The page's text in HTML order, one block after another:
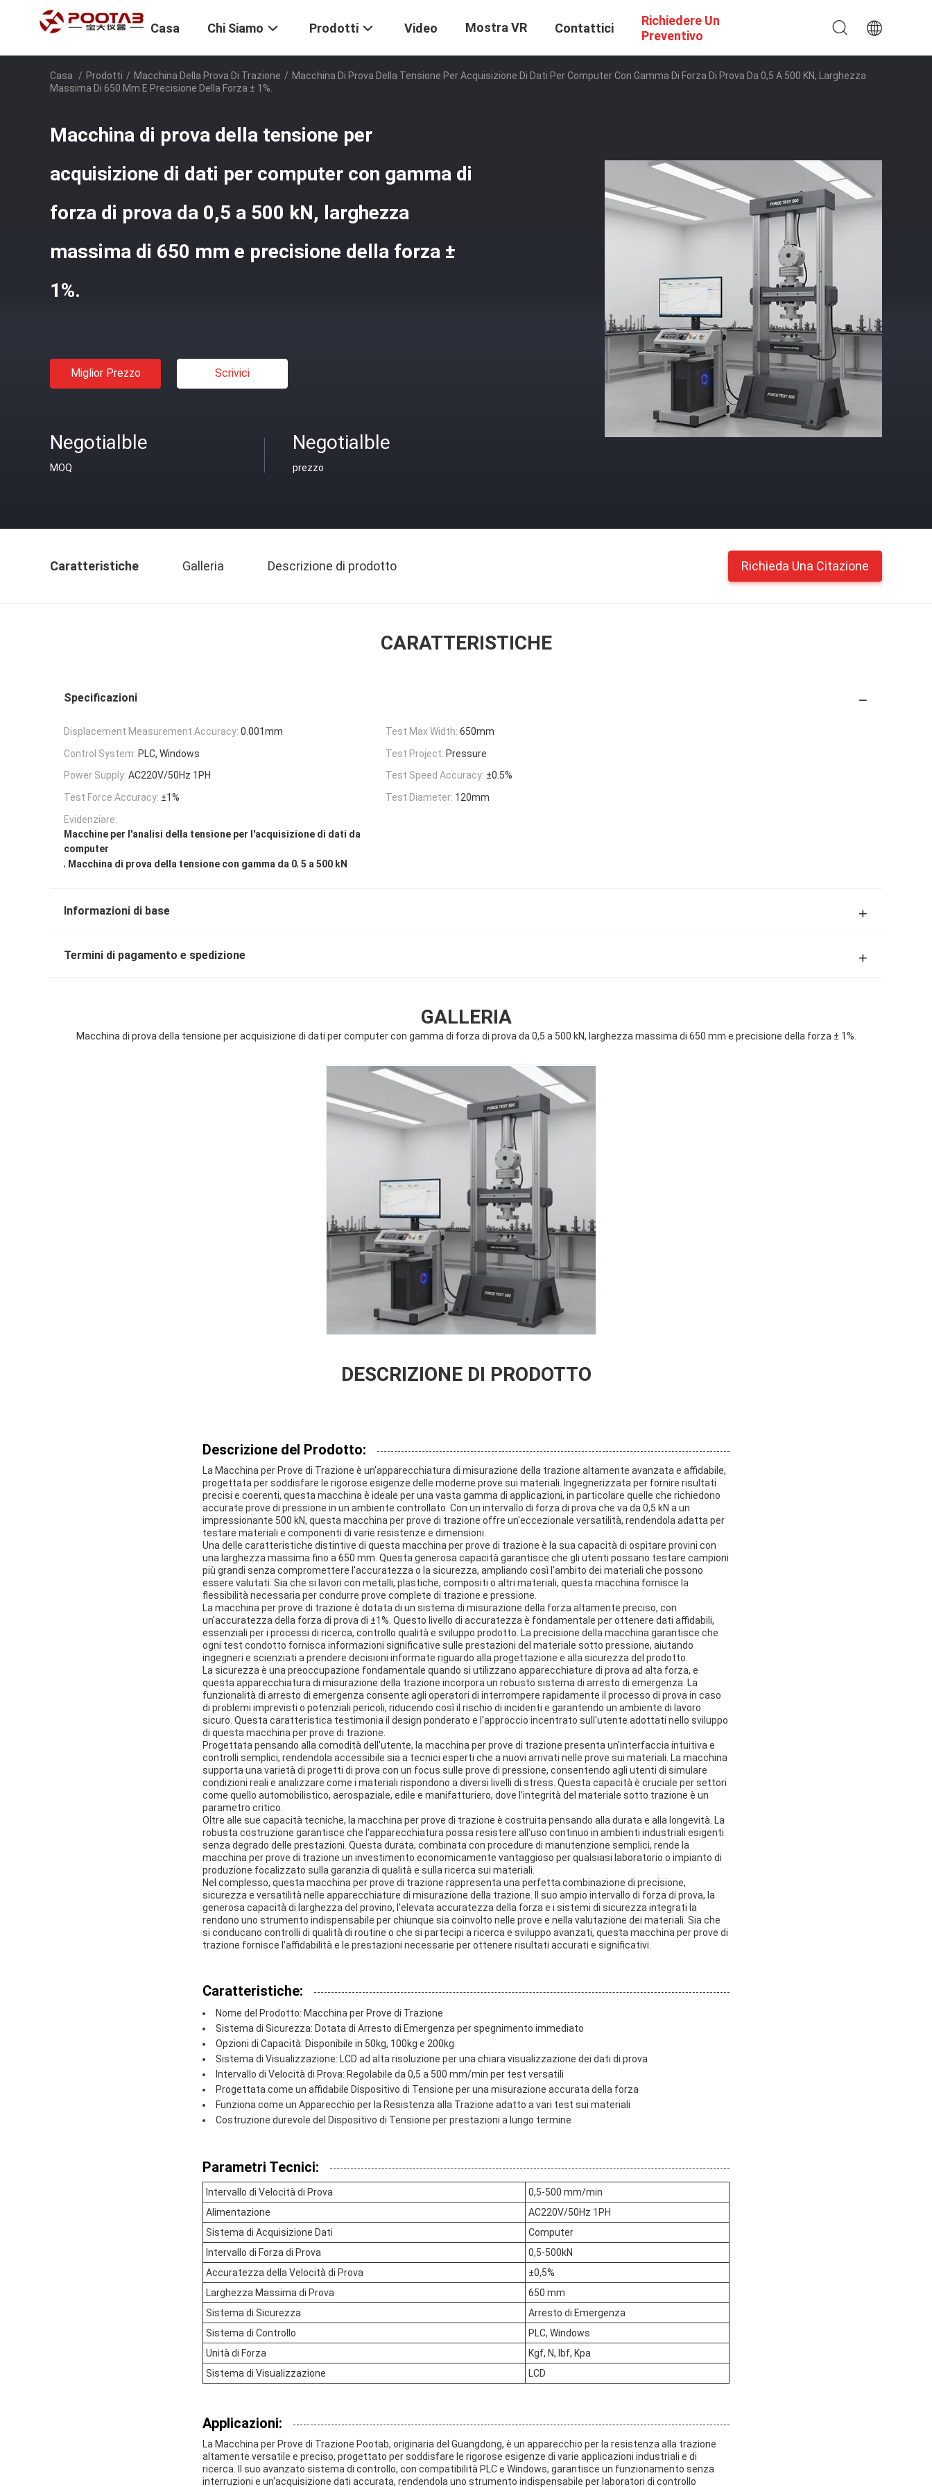
Casa Chi Siamo Prodotti Video Mostra VR Contattici
Richiedere Un
Preventivo
Casa / Prodotti / Macchina Della Prova Di Trazione / Macchina Di Prova Della Tensione Per Acquisizione Di Dati Per Computer Con Gamma Di Forza Di Prova Da 0,5 A 500 KN, Larghezza
Massima Di 650 Mm E Precisione Della Forza ± 1%.
Macchina di prova della tensione per
acquisizione di dati per computer con gamma di
forza di prova da 0,5 a 500 kN, larghezza
massima di 650 mm e precisione della forza ±
1%.
Miglior Prezzo Scrivici
Negotialble
MOQ
Negotialble
prezzo
Caratteristiche Galleria Descrizione di prodotto Richieda Una Citazione
CARATTERISTICHE
Specificazioni
Displacement Measurement Accuracy: 0.001mm Test Max Width: 650mm
Control System: PLC, Windows Test Project: Pressure
Power Supply: AC220V/50Hz 1PH Test Speed Accuracy: ±0.5%
Test Force Accuracy: ±1% Test Diameter: 120mm
Evidenziare:
Macchine per l'analisi della tensione per l'acquisizione di dati da
computer
, Macchina di prova della tensione con gamma da 0, 5 a 500 kN
Informazioni di base
Termini di pagamento e spedizione
GALLERIA
Macchina di prova della tensione per acquisizione di dati per computer con gamma di forza di prova da 0,5 a 500 kN, larghezza massima di 650 mm e precisione della forza ± 1%.
DESCRIZIONE DI PRODOTTO
Descrizione del Prodotto:
La Macchina per Prove di Trazione è un'apparecchiatura di misurazione della trazione altamente avanzata e affidabile,
progettata per soddisfare le rigorose esigenze delle moderne prove sui materiali. Ingegnerizzata per fornire risultati
precisi e coerenti, questa macchina è ideale per una vasta gamma di applicazioni, in particolare quelle che richiedono
accurate prove di pressione in un ambiente controllato. Con un intervallo di forza di prova che va da 0,5 kN a un
impressionante 500 kN, questa macchina per prove di trazione offre un'eccezionale versatilità, rendendola adatta per
testare materiali e componenti di varie resistenze e dimensioni.
Una delle caratteristiche distintive di questa macchina per prove di trazione è la sua capacità di ospitare provini con
una larghezza massima fino a 650 mm. Questa generosa capacità garantisce che gli utenti possano testare campioni
più grandi senza compromettere l'accuratezza o la sicurezza, ampliando così l'ambito dei materiali che possono
essere valutati. Sia che si lavori con metalli, plastiche, compositi o altri materiali, questa macchina fornisce la
flessibilità necessaria per condurre prove complete di trazione e pressione.
La macchina per prove di trazione è dotata di un sistema di misurazione della forza altamente preciso, con
un'accuratezza della forza di prova di ±1%. Questo livello di accuratezza è fondamentale per ottenere dati affidabili,
essenziali per i processi di ricerca, controllo qualità e sviluppo prodotto. La precisione della macchina garantisce che
ogni test condotto fornisca informazioni significative sulle prestazioni del materiale sotto pressione, aiutando
ingegneri e scienziati a prendere decisioni informate riguardo alla progettazione e alla sicurezza del prodotto.
La sicurezza è una preoccupazione fondamentale quando si utilizzano apparecchiature di prova ad alta forza, e
questa apparecchiatura di misurazione della trazione incorpora un robusto sistema di arresto di emergenza. La
funzionalità di arresto di emergenza consente agli operatori di interrompere rapidamente il processo di prova in caso
di problemi imprevisti o potenziali pericoli, riducendo così il rischio di incidenti e garantendo un ambiente di lavoro
sicuro. Questa caratteristica testimonia il design ponderato e l'approccio incentrato sull'utente adottati nello sviluppo
di questa macchina per prove di trazione.
Progettata pensando alla comodità dell'utente, la macchina per prove di trazione presenta un'interfaccia intuitiva e
controlli semplici, rendendola accessibile sia a tecnici esperti che a nuovi arrivati nelle prove sui materiali. La macchina
supporta una varietà di progetti di prova con un focus sulle prove di pressione, consentendo agli utenti di simulare
condizioni reali e analizzare come i materiali rispondono a diversi livelli di stress. Questa capacità è cruciale per settori
come quello automobilistico, aerospaziale, edile e manifatturiero, dove l'integrità del materiale sotto trazione è un
parametro critico.
Oltre alle sue capacità tecniche, la macchina per prove di trazione è costruita pensando alla durata e alla longevità. La
robusta costruzione garantisce che l'apparecchiatura possa resistere all'uso continuo in ambienti industriali esigenti
senza degrado delle prestazioni. Questa durata, combinata con procedure di manutenzione semplici, rende la
macchina per prove di trazione un investimento economicamente vantaggioso per qualsiasi laboratorio o impianto di
produzione focalizzato sulla garanzia di qualità e sulla ricerca sui materiali.
Nel complesso, questa macchina per prove di trazione rappresenta una perfetta combinazione di precisione,
sicurezza e versatilità nelle apparecchiature di misurazione della trazione. Il suo ampio intervallo di forza di prova, la
generosa capacità di larghezza del provino, l'elevata accuratezza della forza e i sistemi di sicurezza integrati la
rendono uno strumento indispensabile per chiunque sia coinvolto nelle prove e nella valutazione dei materiali. Sia che
si conducano controlli di qualità di routine o che si partecipi a ricerca e sviluppo avanzati, questa macchina per prove di
trazione fornisce l'affidabilità e le prestazioni necessarie per ottenere risultati accurati e significativi.
Caratteristiche:
Nome del Prodotto: Macchina per Prove di Trazione
Sistema di Sicurezza: Dotata di Arresto di Emergenza per spegnimento immediato
Opzioni di Capacità: Disponibile in 50kg, 100kg e 200kg
Sistema di Visualizzazione: LCD ad alta risoluzione per una chiara visualizzazione dei dati di prova
Intervallo di Velocità di Prova: Regolabile da 0,5 a 500 mm/min per test versatili
Progettata come un affidabile Dispositivo di Tensione per una misurazione accurata della forza
Funziona come un Apparecchio per la Resistenza alla Trazione adatto a vari test sui materiali
Costruzione durevole del Dispositivo di Tensione per prestazioni a lungo termine
Parametri Tecnici:
Intervallo di Velocità di Prova
0,5-500 mm/min
Alimentazione
AC220V/50Hz 1PH
Sistema di Acquisizione Dati
Computer
Intervallo di Forza di Prova
0,5-500kN
Accuratezza della Velocità di Prova
±0,5%
Larghezza Massima di Prova
650 mm
Sistema di Sicurezza
Arresto di Emergenza
Sistema di Controllo
PLC, Windows
Unità di Forza
Kgf, N, lbf, Kpa
Sistema di Visualizzazione
LCD
Applicazioni:
La Macchina per Prove di Trazione Pootab, originaria del Guangdong, è un apparecchio per la resistenza alla trazione
altamente versatile e preciso, progettato per soddisfare le rigorose esigenze di varie applicazioni industriali e di
ricerca. Il suo avanzato sistema di controllo, con compatibilità PLC e Windows, garantisce un funzionamento senza
interruzioni e un'acquisizione dati accurata, rendendola uno strumento indispensabile per laboratori di controllo